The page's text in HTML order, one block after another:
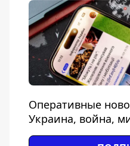
Оперативные
Украина, война,